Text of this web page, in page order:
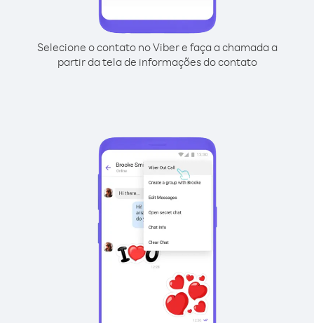
Selecione o contato no Viber e faça a chamada a
partir da tela de informações do contato